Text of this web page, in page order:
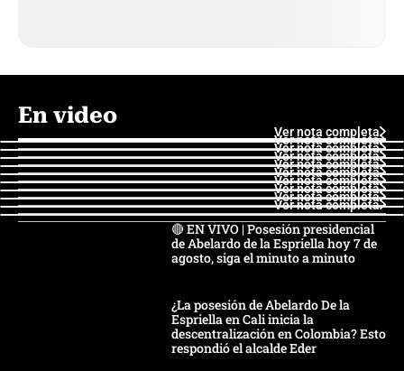
En video
Ver nota completa
Ver nota completa
Ver nota completa
Ver nota completa
Ver nota completa
Ver nota completa
Ver nota completa
Ver nota completa
Ver nota completa
Ver nota completa
🔴 EN VIVO | Posesión presidencial
de Abelardo de la Espriella hoy 7 de
agosto, siga el minuto a minuto
¿La posesión de Abelardo De la
Espriella en Cali inicia la
descentralización en Colombia? Esto
respondió el alcalde Eder